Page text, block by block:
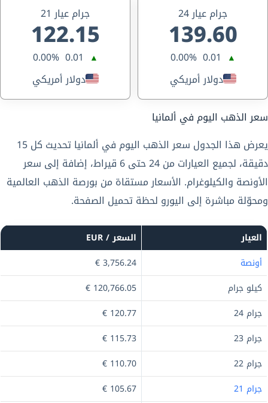
جرام عيار 24
139.60
▲
0.01
0.00%
دولار أمريكي
جرام عيار 21
122.15
▲
0.01
0.00%
دولار أمريكي
سعر الذهب اليوم في ألمانيا
يعرض هذا الجدول سعر الذهب اليوم في ألمانيا تحديث كل 15
دقيقة، لجميع العيارات من 24 حتى 6 قيراط، إضافة إلى سعر
الأونصة والكيلوغرام. الأسعار مستقاة من بورصة الذهب العالمية
ومحوّلة مباشرة إلى اليورو لحظة تحميل الصفحة.
العيار
السعر / EUR
أونصة
3,756.24 €
كيلو جرام
120,766.05 €
جرام 24
120.77 €
جرام 23
115.73 €
جرام 22
110.70 €
جرام 21
105.67 €